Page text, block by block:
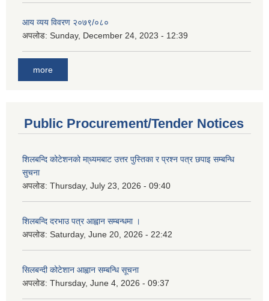
आय व्यय विवरण २०७९/०८०
अपलोड: Sunday, December 24, 2023 - 12:39
more
Public Procurement/Tender Notices
शिलबन्दि कोटेशनको मा्ध्यमबाट उत्तर पुस्तिका र प्रश्न पत्र छपाइ सम्बन्धि
सुचना
अपलोड: Thursday, July 23, 2026 - 09:40
शिलबन्दि दरभाउ पत्र आह्वान सम्बन्धमा ।
अपलोड: Saturday, June 20, 2026 - 22:42
सिलबन्दी कोटेशान आह्वान सम्बन्धि सूचना
अपलोड: Thursday, June 4, 2026 - 09:37